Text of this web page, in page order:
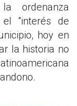
ordenanza
"interés de
hoy en
la historia no